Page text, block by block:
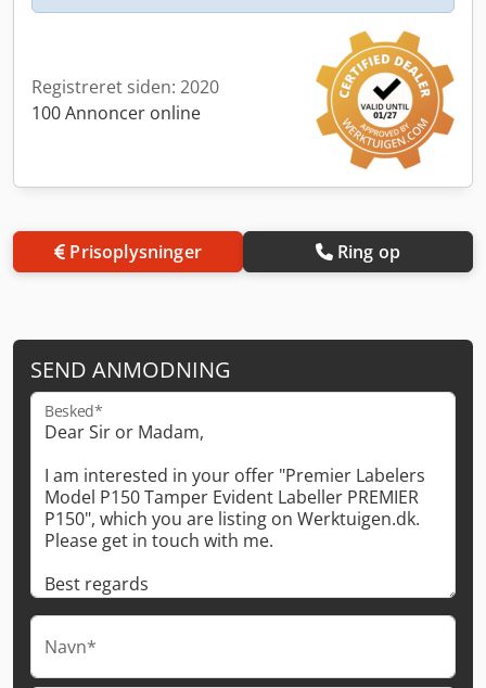
Registreret siden: 2020
100 Annoncer online
Prisoplysninger Ring op
SEND ANMODNING
Besked*
Navn*